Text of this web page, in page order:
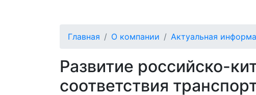
Главная О компании Актуальная
Развитие российско-
соответствия